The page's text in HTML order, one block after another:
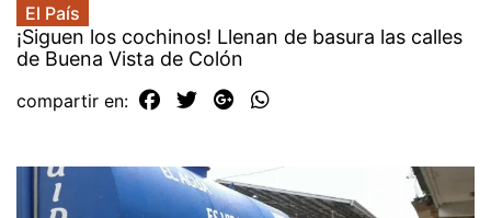
El País
¡Siguen los cochinos! Llenan de basura las calles
de Buena Vista de Colón
compartir en: